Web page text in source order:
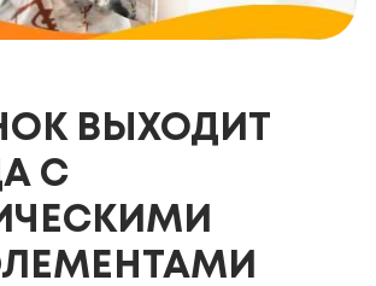
ВЫХОДИТ
С